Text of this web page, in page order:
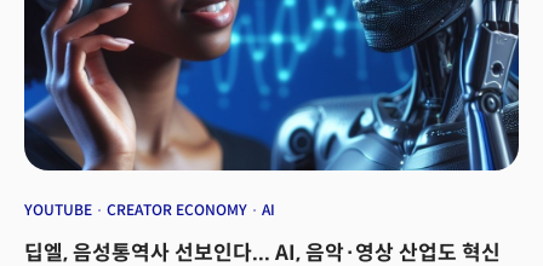
창업자인 카사도는 a16z의 창업자 마크 안드레센(Marc Andreessen)과 벤
호로위츠(Ben Horowitz)의 측근으로 부상했는데요. 최근에는 회사의 AI
정책을 추진하는 핵심 리더가 됐습니다. 그의 팀은 최근 대규모 언어 모델
개발업체인 미스트랄(Mistral)과 데이터 팀이 머신러닝을 사용해 이미지 및
비디오 데이터를 분석하는 데 도움을 주는 코엑티브 AI(Coactive AI)와의
거래를 주도한 바 있습니다. 👉a16z의 섹터 펀드, LP를 자극한다a16z는
전통적인 VC 투자 방식을 넘어 새로운 시도를 하고 있습니다. 섹터 펀드에
기획하고 있는 것입니다. 이미 a16z는 암호화폐 및 생명공학 펀드를 운영하고
투자하려는 것입니다. 30억 달러(약 3조 9546억 원) 이상의 신규 자본을
YOUTUBE CREATOR ECONOMY AI
딥엘, 음성통역사 선보인다... AI, 음악·영상 산업도 혁신